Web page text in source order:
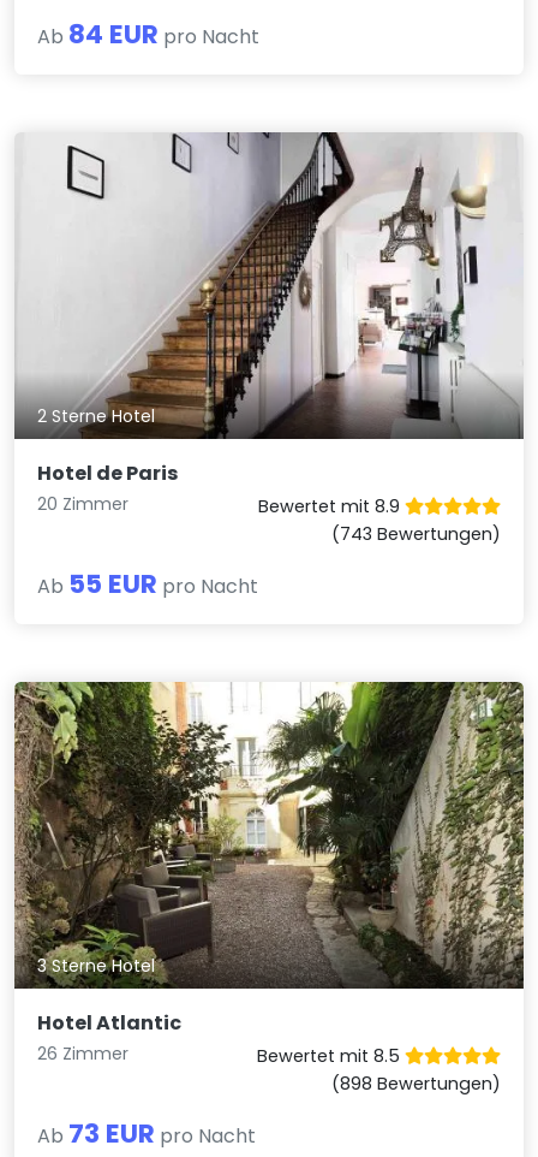
Ab 84 EUR pro Nacht
2 Sterne Hotel
Hotel de Paris
20 Zimmer
Bewertet mit 8.9
(743 Bewertungen)
Ab 55 EUR pro Nacht
3 Sterne Hotel
Hotel Atlantic
26 Zimmer
Bewertet mit 8.5
(898 Bewertungen)
Ab 73 EUR pro Nacht